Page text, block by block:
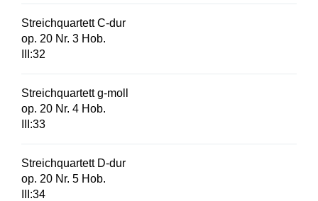
Streichquartett C-dur
op. 20 Nr. 3 Hob.
III:32
Streichquartett g-moll
op. 20 Nr. 4 Hob.
III:33
Streichquartett D-dur
op. 20 Nr. 5 Hob.
III:34